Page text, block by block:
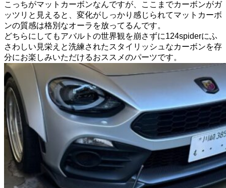
こっちがマットカーボンなんですが、ここまでカーボンがガ
ッツリと見えると、変化がしっかり感じられてマットカーボ
ンの質感は格別なオーラを放ってるんです。
どちらにしてもアバルトの世界観を崩さずに124spiderにふ
さわしい見栄えと洗練されたスタイリッシュなカーボンを存
分にお楽しみいただけるおススメのパーツです。